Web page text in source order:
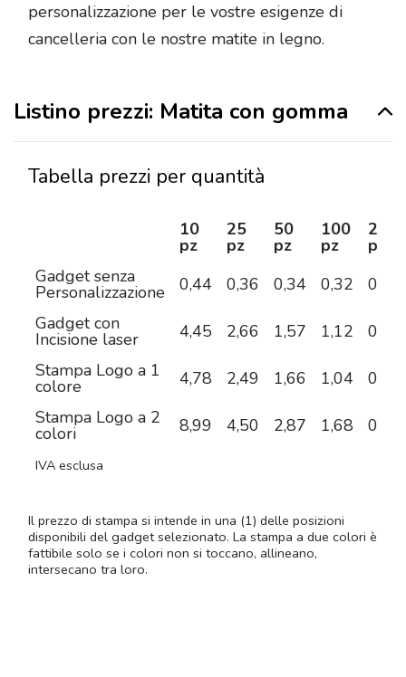
personalizzazione per le vostre esigenze di
cancelleria con le nostre matite in legno.
Listino prezzi: Matita con gomma
Tabella prezzi per quantità
10
pz
25
pz
50
pz
100
pz
250
pz
Gadget senza
Personalizzazione 0,44 0,36 0,34 0,32
0,20
Gadget con
Incisione laser 4,45 2,66 1,57 1,12
0,72
Stampa Logo a 1
colore 4,78 2,49 1,66 1,04
0,60
Stampa Logo a 2
colori 8,99 4,50 2,87 1,68 0,93
IVA esclusa
Il prezzo di stampa si intende in una (1) delle posizioni
disponibili del gadget selezionato. La stampa a due colori è
fattibile solo se i colori non si toccano, allineano,
intersecano tra loro.